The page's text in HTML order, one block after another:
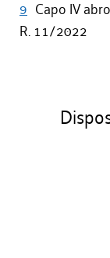
9 Capo IV
R. 11/2022